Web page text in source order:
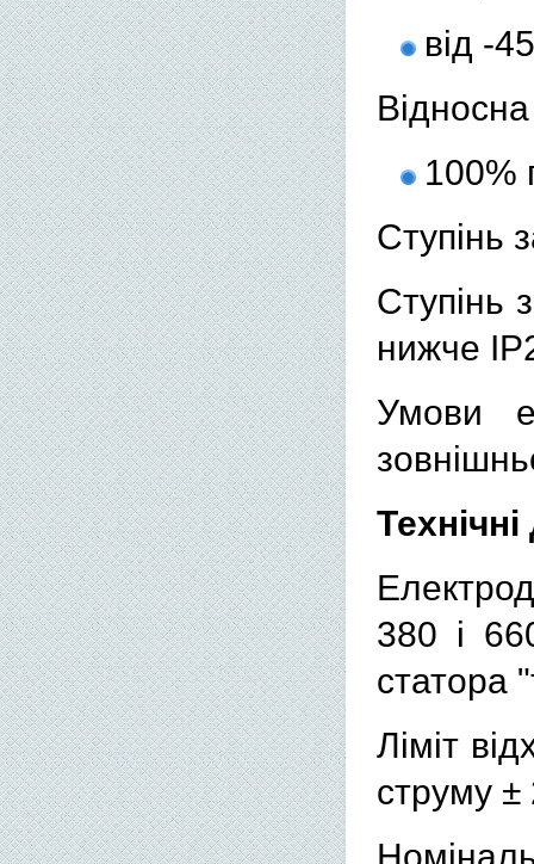
від -
Відносна
100%
Ступінь
Ступінь
нижче
Умови
380 і
статора
Ліміт
струму